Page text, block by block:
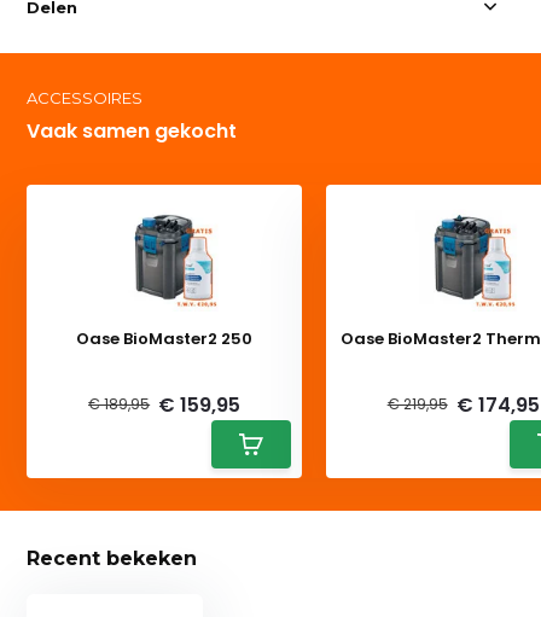
Delen
ACCESSOIRES
Vaak samen gekocht
Oase BioMaster2 250
€ 189,95 € 159,95
Oase BioMaster2
€ 219,95 € 174,95
Recent bekeken